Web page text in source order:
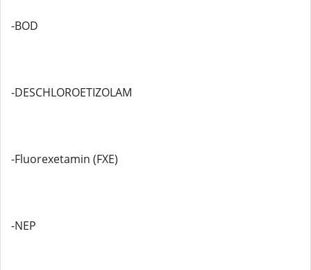
-BOD
-DESCHLOROETIZOLAM
-Fluorexetamin (FXE)
-NEP